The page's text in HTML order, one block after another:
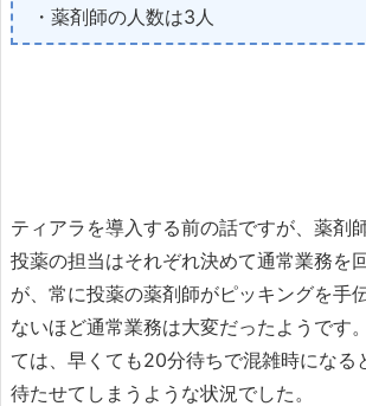
・薬剤師の人数は3人
ティアラを導入する前の話ですが、薬剤
投薬の担当はそれぞれ決めて通常業務を
が、常に投薬の薬剤師がピッキングを手
ないほど通常業務は大変だったようです
ては、早くても20分待ちで混雑時になる
待たせてしまうような状況でした。